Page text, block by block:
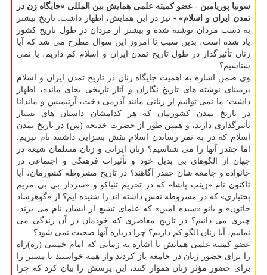
سونیا پوریامین - عضو کمیته علمی همایش بین المللی «جایگاه زن در
تمدن ایران و اسلام» - نیز در این همایش، اظهار داشت: تاریخ بیشتر
به دست مردان نوشته شده و بیشتر از مردان در طول تاریخ کشور
یاد شده است، بدین سبب تا امروز این سوال مطرح می شد که آیا
زنان تأثیرگذار در طول تاریخ تمدن ایران و اسلام کم داریم، یا نمی
شناسیم؟
وی ضمن اشاره به اهمیت جایگاه زنان در تاریخ تمدن ایران و اسلام
برمبنای نوشته های تاریخ نگاران و آثار تاریخی بجای مانده، اظهار
داشت: ما نمی توانیم از زنانی مانند آذرمی دخت، آرتیمیس و ماندانا
در تاریخ تمدن کشورمان که هر کدامشان داستان های بسیار
تأثیرگذاری دارند، و همین طور از حضرت خدیجه (س) در تاریخ تمدن
اسلام که در به ثمر رساندن اسلام نقش بسزایی داشتند نام نبریم.
اما چقدر آنها را می شناسیم؟ زنان ایرانی و زنان مسلمان شیعه در
جهان از الگوهای بی بدیل خود و تأثیرات فرهنگی و اجتماعی در
خانواده و جامعه شان چقدر آگاهند؟ در تاریخ مشروطه کشورمان، آیا
تاکنون نام «زینب پاشا» که در تحریم تنباکو و «سردار بی بی مریم
بختیاری» که در مشروطه نقش داشته اند را شنیده ایم؟ از «گوهرشاد
خاتون» و بانو «سیده امین» که علمای تشیع از ایشان نام می برند،
چیزی می دانیم؟ در تاریخ معاصری که خودمان در آن زندگی می
نماییم، آیا زنان الگو کم داریم؟ چرا درباره آنها صحبت نمی شود؟
عضو کمیته علمی همایش با اشاره به زمانی که امام خمینی (ره)راه
را برای حضور زنان در جامعه باز کردند واز همه خواستند تا مسیر را
برای حضور مؤثر زنان هموار کنند، این پرسش را بیان کرد که چرا